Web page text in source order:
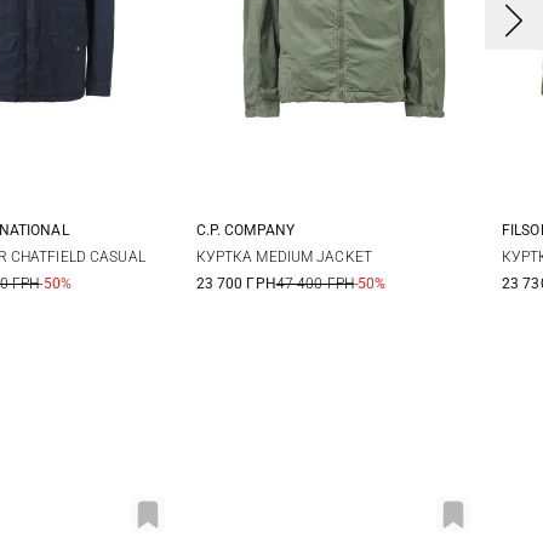
XL CASUAL
ГРН-50%
44 46 48
C.P. COMPANY
КУРТКА MEDIUM JACKET
23 700 ГРН47 400 ГРН-50%
M
23